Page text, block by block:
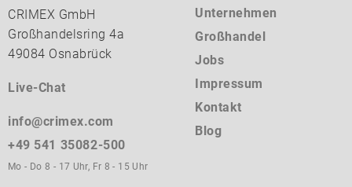
CRIMEX GmbH
Großhandelsring 4a
49084 Osnabrück
Live-Chat
info@crimex.com
+49 541 35082-500
Mo - Do 8 - 17 Uhr, Fr 8 - 15 Uhr
Unternehmen
Großhandel
Jobs
Impressum
Kontakt
Blog